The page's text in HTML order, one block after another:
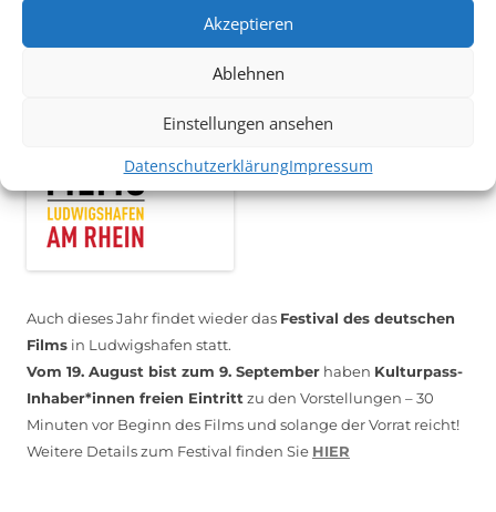
Akzeptieren
Ablehnen
Einstellungen ansehen
DatenschutzerklärungImpressum
*KULTURTIPP SOMMERPAUSE: FESTIVAL DES DEUTSCHEN FILMS*
Auch dieses Jahr findet wieder das Festival des deutschen
Films in Ludwigshafen statt.
Vom 19. August bist zum 9. September haben Kulturpass-
Inhaber*innen freien Eintritt zu den Vorstellungen – 30
Minuten vor Beginn des Films und solange der Vorrat reicht!
Weitere Details zum Festival finden Sie HIER